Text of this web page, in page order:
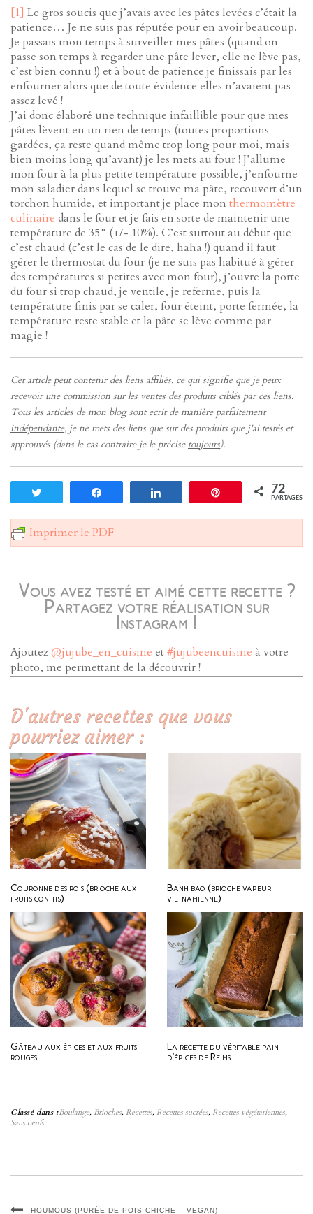
[1] Le gros soucis que j’avais avec les pâtes levées c’était la
patience… Je ne suis pas réputée pour en avoir beaucoup.
Je passais mon temps à surveiller mes pâtes (quand on
passe son temps à regarder une pâte lever, elle ne lève pas,
c’est bien connu !) et à bout de patience je finissais par les
enfourner alors que de toute évidence elles n’avaient pas
assez levé !
J’ai donc élaboré une technique infaillible pour que mes
pâtes lèvent en un rien de temps (toutes proportions
gardées, ça reste quand même trop long pour moi, mais
bien moins long qu’avant) je les mets au four ! J’allume
mon four à la plus petite température possible, j’enfourne
mon saladier dans lequel se trouve ma pâte, recouvert d’un
torchon humide, et importantje place mon thermomètre
culinaire dans le four et je fais en sorte de maintenir une
température de 35° (+/- 10%). C’est surtout au début que
c’est chaud (c’est le cas de le dire, haha !) quand il faut
gérer le thermostat du four (je ne suis pas habitué à gérer
des températures si petites avec mon four), j’ouvre la porte
du four si trop chaud, je ventile, je referme, puis la
température finis par se caler, four éteint, porte fermée, la
température reste stable et la pâte se lève comme par
magie !
Cet article peut contenir des liens affiliés, ce qui signifie que je peux
recevoir une commission sur les ventes des produits ciblés par ces liens.
Tous les articles de mon blog sont ecrit de manière parfaitement
indépendante, je ne mets des liens que sur des produits que j'ai testés et
approuvés (dans le cas contraire je le précise toujours).
Enregistrer72
PARTAGES
Imprimer le PDF
Vous avez testé et aimé cette recette ?
Partagez votre réalisation sur
Instagram !
Ajoutez@jujube_en_cuisine et#jujubeencuisine à votre
photo, me permettant de la découvrir !
D'autres recettes que vous
pourriez aimer :
Couronne des rois (brioche aux
fruits confits)
Banh bao (brioche vapeur
vietnamienne)
Gâteau aux épices et aux fruits
rouges
La recette du véritable pain
d’épices de Reims
Classé dans :Boulange, Brioches, Recettes, Recettes sucrées, Recettes végétariennes,
Sans oeufs
HOUMOUS (PURÉE DE POIS CHICHE – VEGAN)